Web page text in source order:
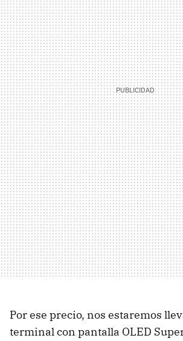
Por ese precio, nos estaremos
terminal con pantalla OLED